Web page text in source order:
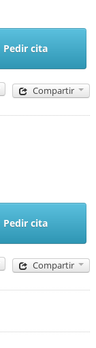
Pedir cita
Compartir
Pedir cita
Compartir